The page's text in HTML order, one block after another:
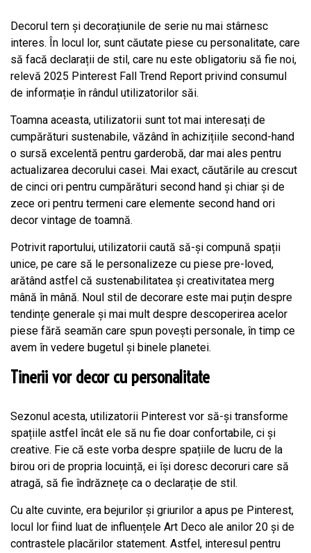
Decorul tern și decorațiunile de serie nu mai stârnesc
interes. În locul lor, sunt căutate piese cu personalitate, care
să facă declarații de stil, care nu este obligatoriu să fie noi,
relevă 2025 Pinterest Fall Trend Report privind consumul
de informație în rândul utilizatorilor săi.
Toamna aceasta, utilizatorii sunt tot mai interesați de
cumpărături sustenabile, văzând în achizițiile second-hand
o sursă excelentă pentru garderobă, dar mai ales pentru
actualizarea decorului casei. Mai exact, căutările au crescut
de cinci ori pentru cumpărături second hand și chiar și de
zece ori pentru termeni care elemente second hand ori
decor vintage de toamnă.
Potrivit raportului, utilizatorii caută să-și compună spații
unice, pe care să le personalizeze cu piese pre-loved,
arătând astfel că sustenabilitatea și creativitatea merg
mână în mână. Noul stil de decorare este mai puțin despre
tendințe generale și mai mult despre descoperirea acelor
piese fără seamăn care spun povești personale, în timp ce
avem în vedere bugetul și binele planetei.
Tinerii vor decor cu personalitate
Sezonul acesta, utilizatorii Pinterest vor să-și transforme
spațiile astfel încât ele să nu fie doar confortabile, ci și
creative. Fie că este vorba despre spațiile de lucru de la
birou ori de propria locuință, ei își doresc decoruri care să
atragă, să fie îndrăznețe ca o declarație de stil.
Cu alte cuvinte, era bejurilor și griurilor a apus pe Pinterest,
locul lor fiind luat de influențele Art Deco ale anilor 20 și de
contrastele placărilor statement. Astfel, interesul pentru